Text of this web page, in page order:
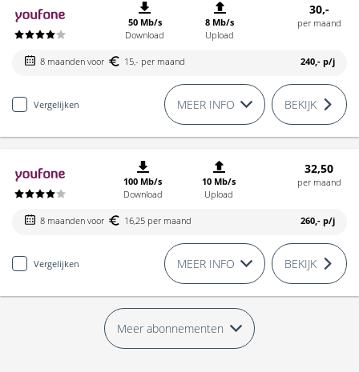
50 Mb/s
Download
8 Mb/s
Upload
30,-
per maand
8 maanden voor 15,- per maand 240,- p/j
Vergelijken MEER INFO BEKIJK
100 Mb/s
Download
10 Mb/s
Upload
32,50
per maand
8 maanden voor 16,25 per maand 260,- p/j
Vergelijken MEER INFO BEKIJK
Meer abonnementen